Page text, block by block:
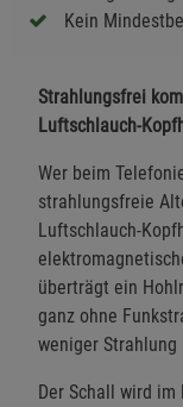
Kein
Strahlungsfrei
Luftschlauch-
Wer beim
strahlungsfreie
Luftschlauch-
überträgt ein
ganz ohne
weniger
Der Schall wird